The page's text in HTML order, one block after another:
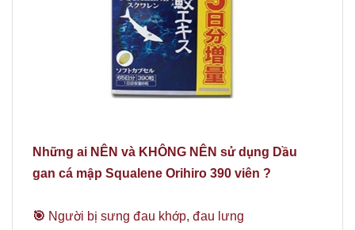
Những ai NÊN và KHÔNG NÊN sử dụng Dầu
gan cá mập Squalene Orihiro 390 viên ?
🎯 Người bị sưng đau khớp, đau lưng